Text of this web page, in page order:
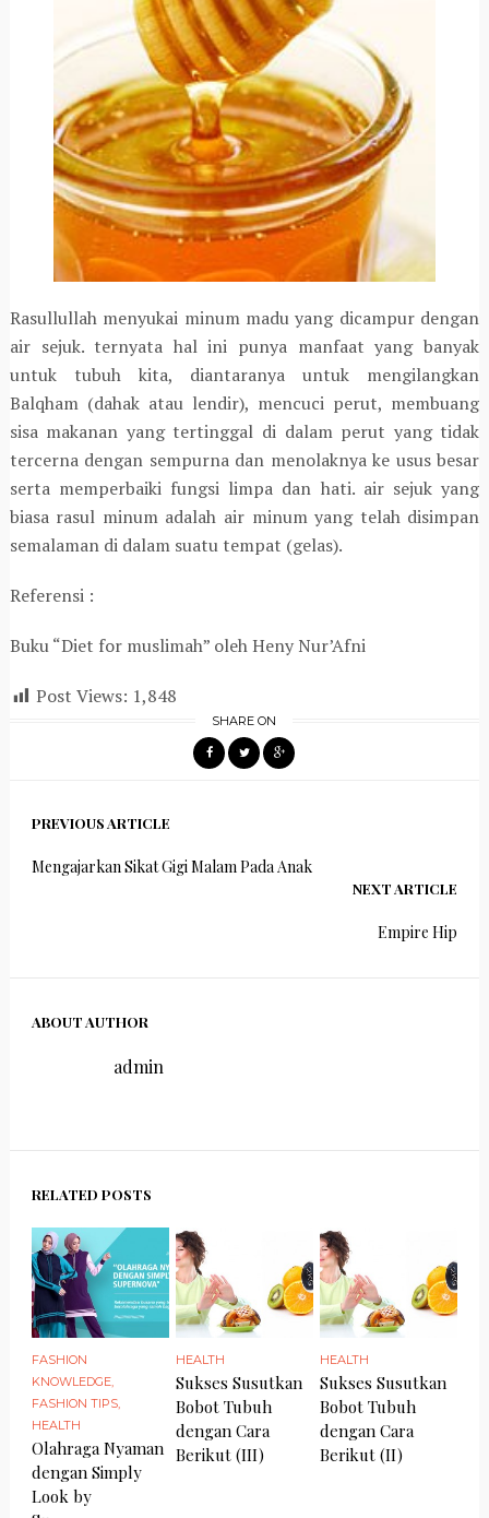
Rasullullah menyukai minum madu yang dicampur dengan
air sejuk. ternyata hal ini punya manfaat yang banyak
untuk tubuh kita, diantaranya untuk mengilangkan
Balqham (dahak atau lendir), mencuci perut, membuang
sisa makanan yang tertinggal di dalam perut yang tidak
tercerna dengan sempurna dan menolaknya ke usus besar
serta memperbaiki fungsi limpa dan hati. air sejuk yang
biasa rasul minum adalah air minum yang telah disimpan
semalaman di dalam suatu tempat (gelas).
Referensi :
Buku “Diet for muslimah” oleh Heny Nur’Afni
Post Views: 1,848
SHARE ON
PREVIOUS ARTICLE
Mengajarkan Sikat Gigi Malam Pada Anak
NEXT ARTICLE
Empire Hip
ABOUT AUTHOR
admin
RELATED POSTS
FASHION
KNOWLEDGE,
FASHION TIPS,
HEALTH
Olahraga Nyaman
dengan Simply
Look by
HEALTH
Sukses Susutkan
Bobot Tubuh
dengan Cara
Berikut (III)
HEALTH
Sukses Susutkan
Bobot Tubuh
dengan Cara
Berikut (II)